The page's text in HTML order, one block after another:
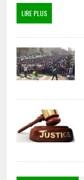
LIRE PLUS